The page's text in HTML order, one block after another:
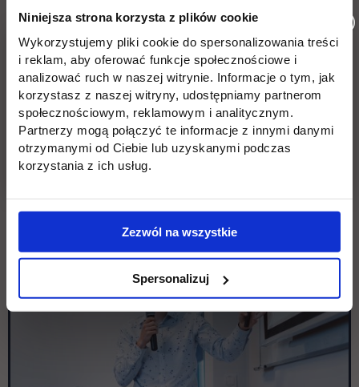
Niniejsza strona korzysta z plików cookie
Wykorzystujemy pliki cookie do spersonalizowania treści
i reklam, aby oferować funkcje społecznościowe i
analizować ruch w naszej witrynie. Informacje o tym, jak
korzystasz z naszej witryny, udostępniamy partnerom
społecznościowym, reklamowym i analitycznym.
Partnerzy mogą połączyć te informacje z innymi danymi
otrzymanymi od Ciebie lub uzyskanymi podczas
korzystania z ich usług.
Zezwól na wszystkie
Spersonalizuj